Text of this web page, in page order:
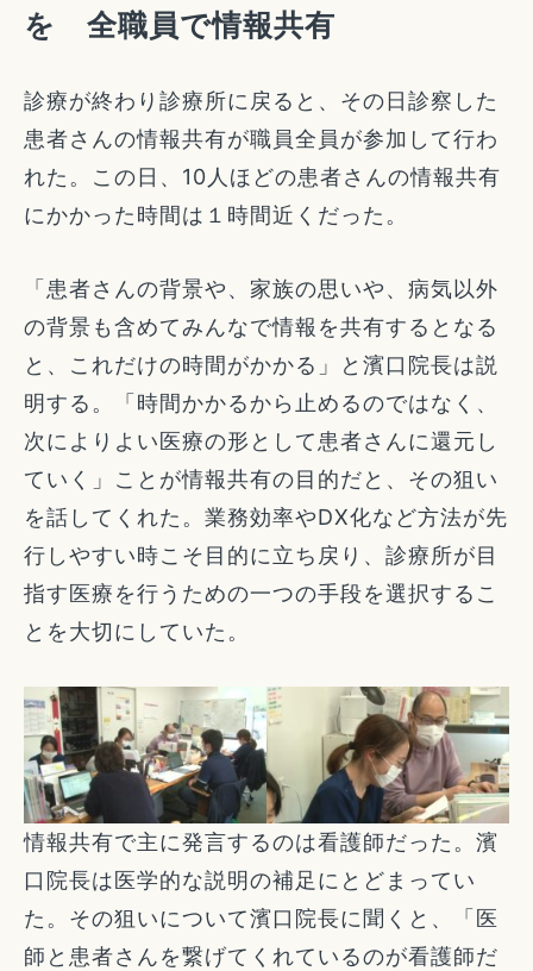
を 全職員で情報共有
診療が終わり診療所に戻ると、その日診察した
患者さんの情報共有が職員全員が参加して行わ
れた。この日、10人ほどの患者さんの情報共有
にかかった時間は１時間近くだった。
「患者さんの背景や、家族の思いや、病気以外
の背景も含めてみんなで情報を共有するとなる
と、これだけの時間がかかる」と濱口院長は説
明する。「時間かかるから止めるのではなく、
次によりよい医療の形として患者さんに還元し
ていく」ことが情報共有の目的だと、その狙い
を話してくれた。業務効率やDX化など方法が先
行しやすい時こそ目的に立ち戻り、診療所が目
指す医療を行うための一つの手段を選択するこ
とを大切にしていた。
情報共有で主に発言するのは看護師だった。濱
口院長は医学的な説明の補足にとどまってい
た。その狙いについて濱口院長に聞くと、「医
師と患者さんを繋げてくれているのが看護師だ